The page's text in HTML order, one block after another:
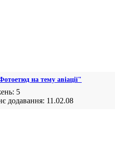
на тему авіації"
5
додавання: 11.02.08